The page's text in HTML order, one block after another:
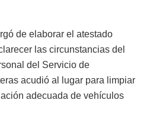
de elaborar el atestado
las circunstancias del
del Servicio de
acudió al lugar para limpiar
adecuada de vehículos